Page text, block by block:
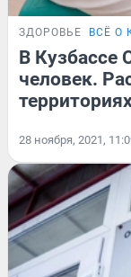
ЗДОРОВЬЕ ВСЁ О
В Кузбассе
человек.
28 ноября, 2021,